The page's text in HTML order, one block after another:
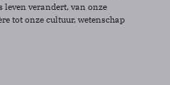
leven verandert, van onze
tot onze cultuur, wetenschap